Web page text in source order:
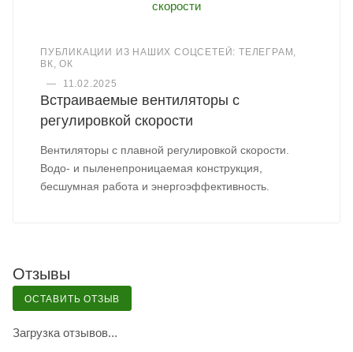
ПУБЛИКАЦИИ ИЗ НАШИХ СОЦСЕТЕЙ: ТЕЛЕГРАМ,
ВК, ОК
—
11.02.2025
Встраиваемые вентиляторы с
регулировкой скорости
Вентиляторы с плавной регулировкой скорости.
Водо- и пыленепроницаемая конструкция,
бесшумная работа и энергоэффективность.
Отзывы
ОСТАВИТЬ ОТЗЫВ
Загрузка отзывов...